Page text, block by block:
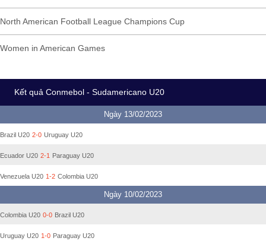
North American Football League Champions Cup
Women in American Games
Kết quả Conmebol - Sudamericano U20
Ngày 13/02/2023
Brazil U20 2-0 Uruguay U20
Ecuador U20 2-1 Paraguay U20
Venezuela U20 1-2 Colombia U20
Ngày 10/02/2023
Colombia U20 0-0 Brazil U20
Uruguay U20 1-0 Paraguay U20